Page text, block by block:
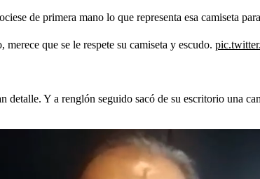
de primera mano lo que representa esa camiseta
que se le respete su camiseta y escudo.
Y a renglón seguido sacó de su escritorio una